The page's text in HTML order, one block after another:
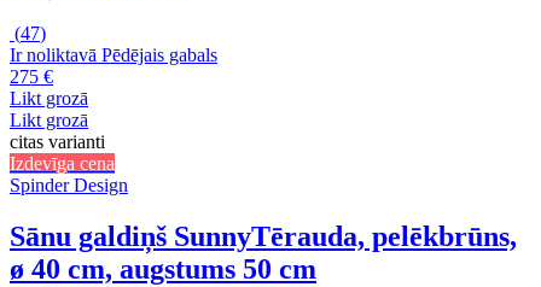
(47)
Ir noliktavā Pēdējais gabals
275 €
Likt grozā
Likt grozā
citas varianti
Izdevīga cena
Spinder Design
Sānu galdiņš SunnyTērauda, pelēkbrūns,
ø 40 cm, augstums 50 cm